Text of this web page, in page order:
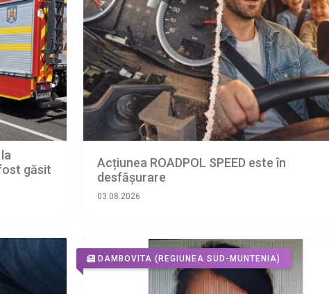
găsit
Acțiunea ROADPOL SPEED este în
desfășurare
03.08.2026
DAMBOVITA (REGIUNEA SUD-MUNTENIA)